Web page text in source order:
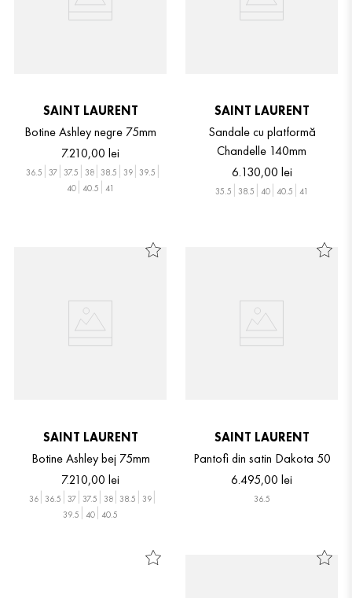
SAINT LAURENT
Botine Ashley negre 75mm
7.210,00 lei
36.5 37 37.5 38 38.5 39
39.5
40
40.5 41
SAINT LAURENT
Sandale cu platformă
Chandelle 140mm
6.130,00 lei
35.5 38.5 40 40.5 41
SAINT LAURENT
Botine Ashley bej 75mm
7.210,00 lei
36 36.5 37 37.5 38 38.5
39
39.5
40 40.5
SAINT LAURENT
Pantofi din satin Dakota 50
6.495,00 lei
36.5